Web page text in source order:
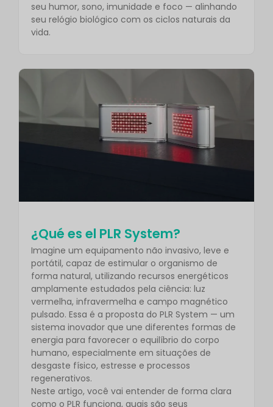
seu humor, sono, imunidade e foco — alinhando
seu relógio biológico com os ciclos naturais da
vida.
¿Qué es el PLR System?
Imagine um equipamento não invasivo, leve e
portátil, capaz de estimular o organismo de
forma natural, utilizando recursos energéticos
amplamente estudados pela ciência: luz
vermelha, infravermelha e campo magnético
pulsado. Essa é a proposta do PLR System — um
sistema inovador que une diferentes formas de
energia para favorecer o equilíbrio do corpo
humano, especialmente em situações de
desgaste físico, estresse e processos
regenerativos.
Neste artigo, você vai entender de forma clara
como o PLR funciona, quais são seus